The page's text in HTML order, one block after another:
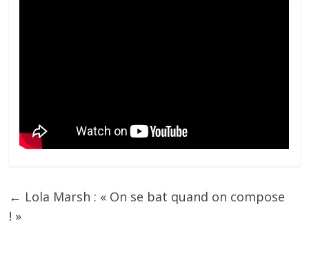
← Lola Marsh : « On se bat quand on compose
! »